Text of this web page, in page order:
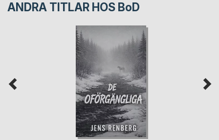
ANDRA TITLAR HOS BoD